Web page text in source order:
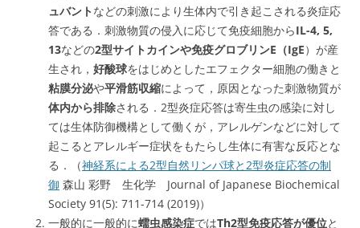
ュバント などの刺激により生体内で引き起こされる炎症応
答である．刺激物質の侵入に応じて免疫細胞からIL-4, 5,
13などの2型サイトカインや免疫グロブリンE（IgE）が産
生され， 好酸球をはじめとしたエフェクター細胞の働きと
粘膜分泌や平滑筋収縮によって，原因となった刺激物質が
体内から排除される．2型炎症応答は寄生虫の感染に対し
ては生体防御機構として働くが，アレルゲンなどに対して
起こるとアレルギー症状をもたらし生体に有害な反応とな
る．（神経系による2型自然リンパ球と2型炎症応答の制
御 森山 彩野 生化学 Journal of Japanese Biochemical
Society 91(5): 711-714 (2019)）
一般的に一般的に蠕虫感染症ではTh2型免疫応答が優位と